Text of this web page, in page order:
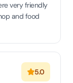
very friendly
and food
5.0